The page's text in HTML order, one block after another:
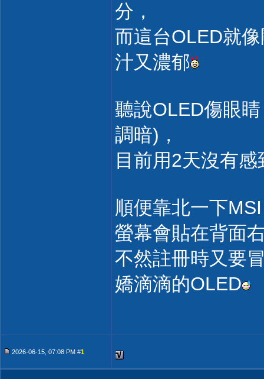
分，
而這台OLED就
汁又濃郁
聽說OLED傷眼
調暗)，
目前用2天沒有
順便靠北一下
螢幕會貼在背面
不然註冊時又要
嬌滴滴的OLED
2026-06-15, 07:08 PM #1